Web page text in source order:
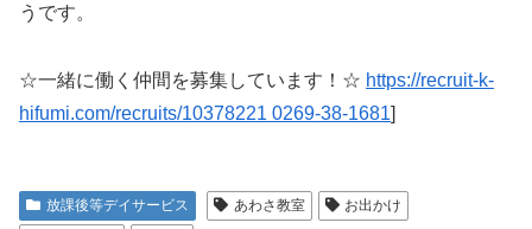
うです。
☆一緒に働く仲間を募集しています！☆ https://recruit-k-
hifumi.com/recruits/10378221 0269-38-1681]
放課後等デイサービス あわさ教室
お出かけ